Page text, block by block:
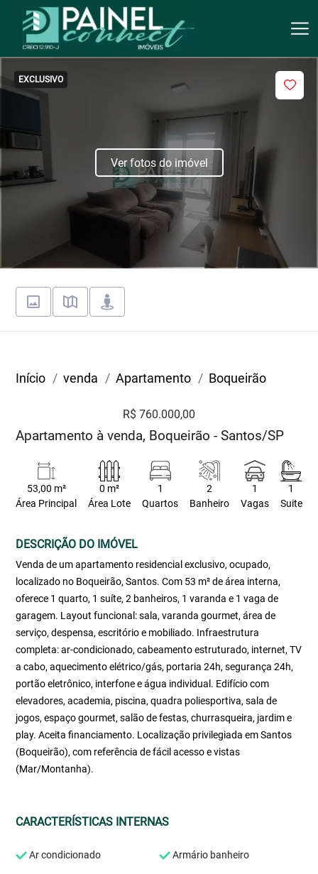
EXCLUSIVO
Ver fotos do imóvel
Início venda Apartamento Boqueirão
R$ 760.000,00
Apartamento à venda, Boqueirão - Santos/SP
53,00 m²
Área Principal
0 m²
Área Lote
1
Quartos
2
Banheiro
1
Vagas
1
Suite
DESCRIÇÃO DO IMÓVEL
Venda de um apartamento residencial exclusivo, ocupado,
localizado no Boqueirão, Santos. Com 53 m² de área interna,
oferece 1 quarto, 1 suíte, 2 banheiros, 1 varanda e 1 vaga de
garagem. Layout funcional: sala, varanda gourmet, área de
serviço, despensa, escritório e mobiliado. Infraestrutura
completa: ar-condicionado, cabeamento estruturado, internet, TV
a cabo, aquecimento elétrico/gás, portaria 24h, segurança 24h,
portão eletrônico, interfone e água individual. Edifício com
elevadores, academia, piscina, quadra poliesportiva, sala de
jogos, espaço gourmet, salão de festas, churrasqueira, jardim e
play. Aceita financiamento. Localização privilegiada em Santos
(Boqueirão), com referência de fácil acesso e vistas
(Mar/Montanha).
CARACTERÍSTICAS INTERNAS
Ar condicionado Armário banheiro